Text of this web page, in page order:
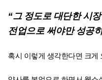
“그 정도로 대단한 시
전업으로 써야만 성공
혹시 이렇게 생각한다면 크게